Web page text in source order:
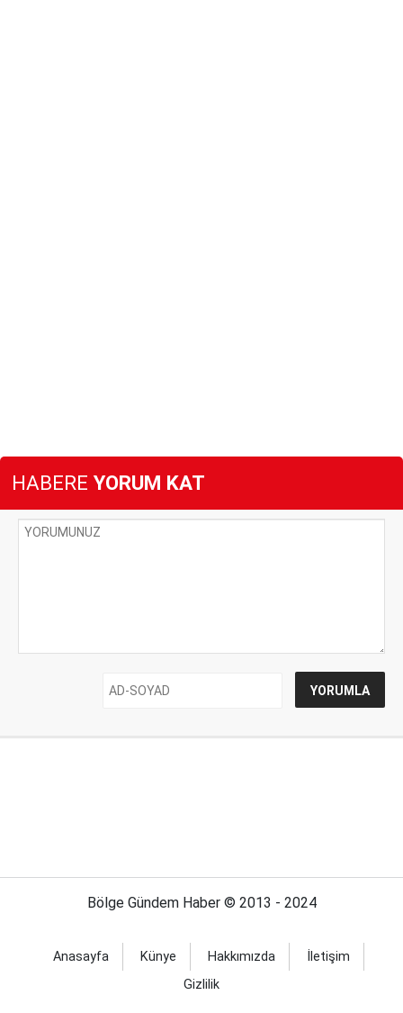
HABERE YORUM KAT
Bölge Gündem Haber © 2013 - 2024
Anasayfa Künye Hakkımızda
İletişim
Gizlilik